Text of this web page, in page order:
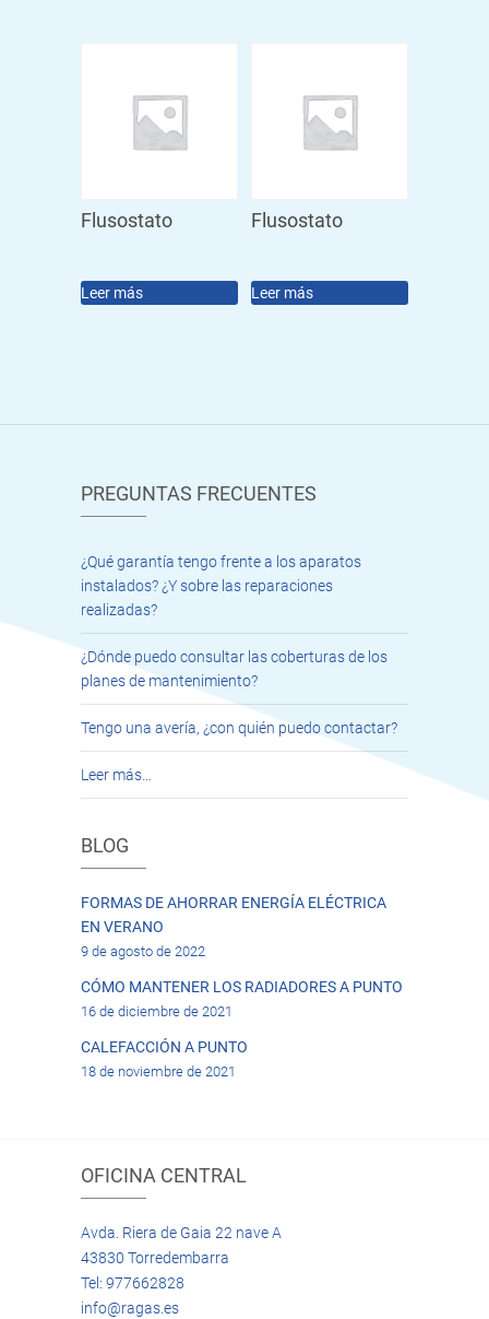
Flusostato
Leer más
Flusostato
Leer más
PREGUNTAS FRECUENTES
¿Qué garantía tengo frente a los aparatos
instalados? ¿Y sobre las reparaciones
realizadas?
¿Dónde puedo consultar las coberturas de los
planes de mantenimiento?
Tengo una avería, ¿con quién puedo contactar?
Leer más…
BLOG
FORMAS DE AHORRAR ENERGÍA ELÉCTRICA
EN VERANO
9 de agosto de 2022
CÓMO MANTENER LOS RADIADORES A PUNTO
16 de diciembre de 2021
CALEFACCIÓN A PUNTO
18 de noviembre de 2021
OFICINA CENTRAL
Avda. Riera de Gaia 22 nave A
43830 Torredembarra
Tel: 977662828
info@ragas.es